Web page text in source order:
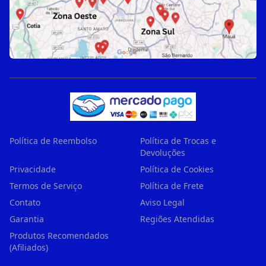
Política de Reembolso
Política de Trocas e
Devoluções
Privacidade
Política de Cookies
Termos de Serviço
Política de Frete
Contato
Aviso Legal
Garantia
Regiões Atendidas
Produtos Recomendados
(Afiliados)